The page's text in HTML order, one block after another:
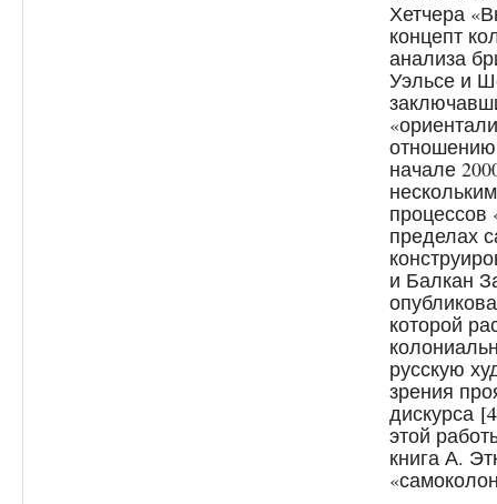
Хетчера
концепт
анализа
Уэльсе и
отношению
начале
процессов
пределах
и Балкан
которой
русскую
зрения
дискурса
этой
книга А.